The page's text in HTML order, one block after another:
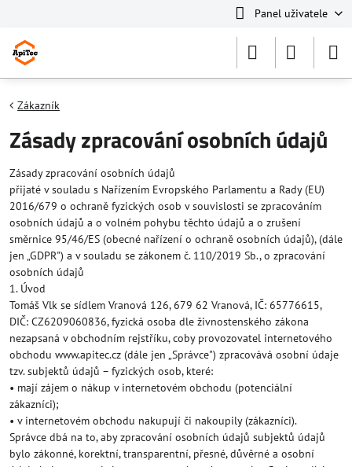
Panel uživatele
Zákazník
Zásady zpracování osobních údajů
Zásady zpracování osobních údajů
přijaté v souladu s Nařízením Evropského Parlamentu a Rady (EU)
2016/679 o ochraně fyzických osob v souvislosti se zpracováním
osobních údajů a o volném pohybu těchto údajů a o zrušení
směrnice 95/46/ES (obecné nařízení o ochraně osobních údajů), (dále
jen „GDPR") a v souladu se zákonem č. 110/2019 Sb., o zpracování
osobních údajů
1. Úvod
Tomáš Vlk se sídlem Vranová 126, 679 62 Vranová, IČ: 65776615,
DIČ: CZ6209060836, fyzická osoba dle živnostenského zákona
nezapsaná v obchodním rejstříku, coby provozovatel internetového
obchodu www.apitec.cz (dále jen „Správce") zpracovává osobní údaje
tzv. subjektů údajů – fyzických osob, které:
• mají zájem o nákup v internetovém obchodu (potenciální
zákazníci);
• v internetovém obchodu nakupují či nakoupily (zákazníci).
Správce dbá na to, aby zpracování osobních údajů subjektů údajů
bylo zákonné, korektní, transparentní, přesné, důvěrné a osobní